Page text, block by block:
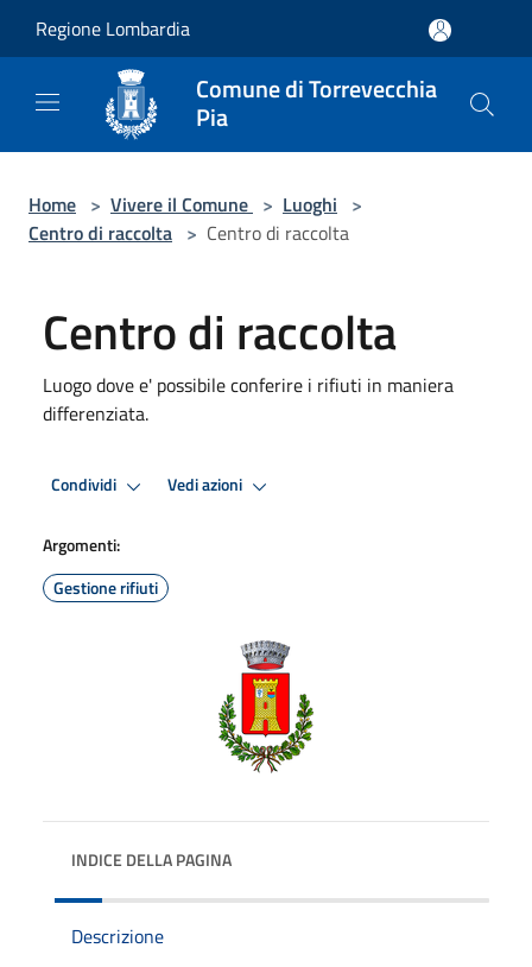
Regione Lombardia
Comune di Torrevecchia
Pia
Home > Vivere il Comune > Luoghi >
Centro di raccolta > Centro di raccolta
Centro di raccolta
Luogo dove e' possibile conferire i rifiuti in maniera
differenziata.
Condividi Vedi azioni
Argomenti:
Gestione rifiuti
INDICE DELLA PAGINA
Descrizione